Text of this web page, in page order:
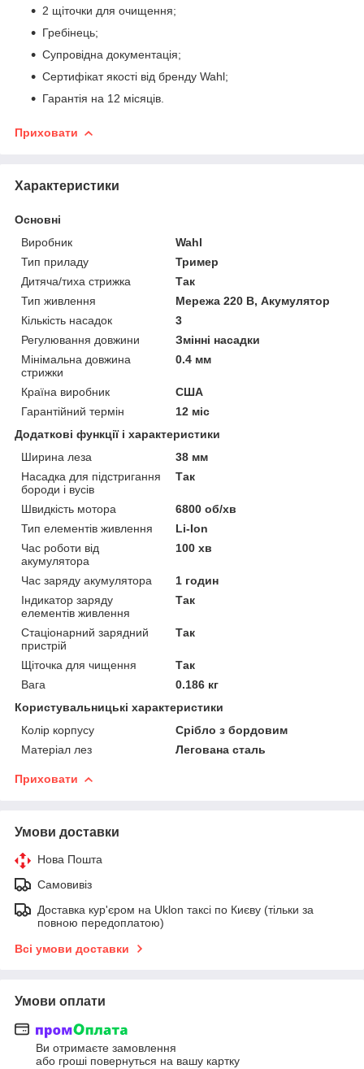
2 щіточки для очищення;
Гребінець;
Супровідна документація;
Сертифікат якості від бренду Wahl;
Гарантія на 12 місяців.
Приховати
Характеристики
Основні
Виробник
Wahl
Тип приладу
Тример
Дитяча/тиха стрижка
Так
Тип живлення
Мережа 220 В, Акумулятор
Кількість насадок
3
Регулювання довжини
Змінні насадки
Мінімальна довжина
стрижки
0.4 мм
Країна виробник
США
Гарантійний термін
12 міс
Додаткові функції і характеристики
Ширина леза
38 мм
Насадка для підстригання
бороди і вусів
Так
Швидкість мотора
6800 об/хв
Тип елементів живлення
Li-Ion
Час роботи від
акумулятора
100 хв
Час заряду акумулятора
1 годин
Індикатор заряду
елементів живлення
Так
Стаціонарний зарядний
пристрій
Так
Щіточка для чищення
Так
Вага
0.186 кг
Користувальницькі характеристики
Колір корпусу
Срібло з бордовим
Матеріал лез
Легована сталь
Приховати
Умови доставки
Нова Пошта
Самовивіз
Доставка кур'єром на Uklon таксі по Києву (тільки за
повною передоплатою)
Всі умови доставки
Умови оплати
Ви отримаєте замовлення
або гроші повернуться на вашу картку